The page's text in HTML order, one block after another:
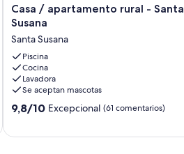
Casa
/
rural
-
Santa
Susana
Santa
Susana
Casa / apartamento rural - Santa
Susana
Santa Susana
Piscina
Cocina
Lavadora
Se aceptan mascotas
9.8
9,8/10 Excepcional (61 comentarios)